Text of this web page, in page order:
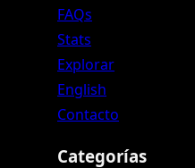
FAQs
Stats
Explorar
English
Contacto
Categorías